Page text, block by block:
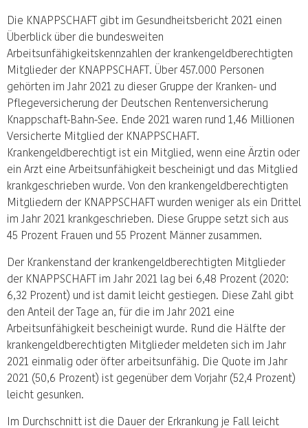
Die KNAPPSCHAFT gibt im Gesundheitsbericht 2021 einen
Überblick über die bundesweiten
Arbeitsunfähigkeitskennzahlen der krankengeldberechtigten
Mitglieder der KNAPPSCHAFT. Über 457.000 Personen
gehörten im Jahr 2021 zu dieser Gruppe der Kranken- und
Pflegeversicherung der Deutschen Rentenversicherung
Knappschaft-Bahn-See. Ende 2021 waren rund 1,46 Millionen
Versicherte Mitglied der KNAPPSCHAFT.
Krankengeldberechtigt ist ein Mitglied, wenn eine Ärztin oder
ein Arzt eine Arbeitsunfähigkeit bescheinigt und das Mitglied
krankgeschrieben wurde. Von den krankengeldberechtigten
Mitgliedern der KNAPPSCHAFT wurden weniger als ein Drittel
im Jahr 2021 krankgeschrieben. Diese Gruppe setzt sich aus
45 Prozent Frauen und 55 Prozent Männer zusammen.
Der Krankenstand der krankengeldberechtigten Mitglieder
der KNAPPSCHAFT im Jahr 2021 lag bei 6,48 Prozent (2020:
6,32 Prozent) und ist damit leicht gestiegen. Diese Zahl gibt
den Anteil der Tage an, für die im Jahr 2021 eine
Arbeitsunfähigkeit bescheinigt wurde. Rund die Hälfte der
krankengeldberechtigten Mitglieder meldeten sich im Jahr
2021 einmalig oder öfter arbeitsunfähig. Die Quote im Jahr
2021 (50,6 Prozent) ist gegenüber dem Vorjahr (52,4 Prozent)
leicht gesunken.
Im Durchschnitt ist die Dauer der Erkrankung je Fall leicht